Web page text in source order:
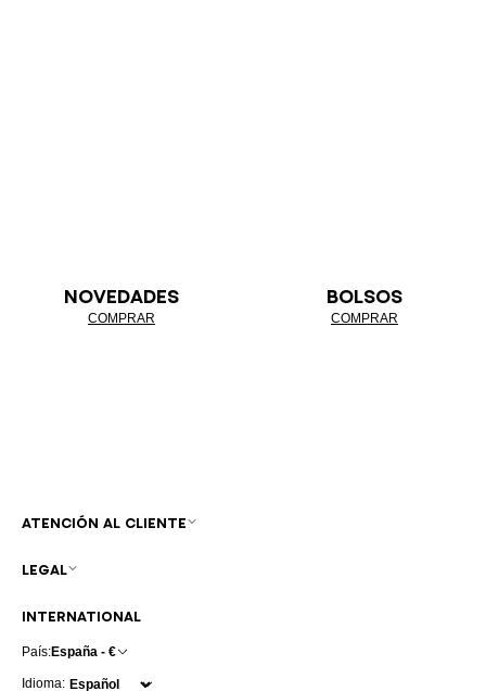
NOVEDADES
COMPRAR
BOLSOS
COMPRAR
INTERNATIONAL
País:España - €
Idioma:
ATENCIÓN AL CLIENTE
LEGAL